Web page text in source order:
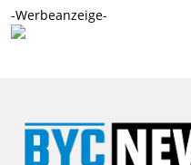
-Werbeanzeige-